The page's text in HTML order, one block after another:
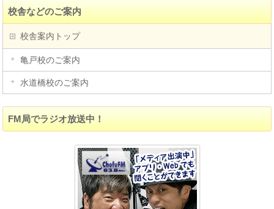
校舎などのご案内
校舎案内トップ
亀戸校のご案内
水道橋校のご案内
FM局でラジオ放送中！